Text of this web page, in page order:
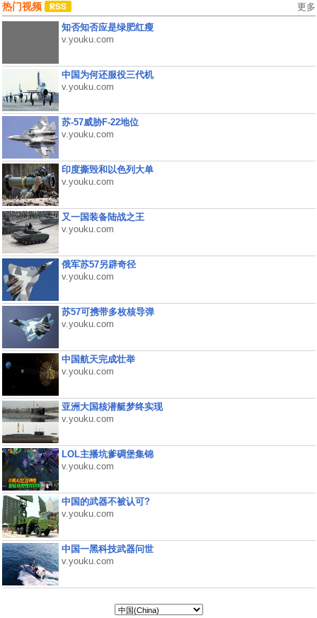
热门视频 更多
知否知否应是绿肥红瘦
v.youku.com
中国为何还服役三代机
v.youku.com
苏-57威胁F-22地位
v.youku.com
印度撕毁和以色列大单
v.youku.com
又一国装备陆战之王
v.youku.com
俄军苏57另辟奇径
v.youku.com
苏57可携带多枚核导弹
v.youku.com
中国航天完成壮举
v.youku.com
亚洲大国核潜艇梦终实现
v.youku.com
LOL主播坑爹碉堡集锦
v.youku.com
中国的武器不被认可?
v.youku.com
中国一黑科技武器问世
v.youku.com